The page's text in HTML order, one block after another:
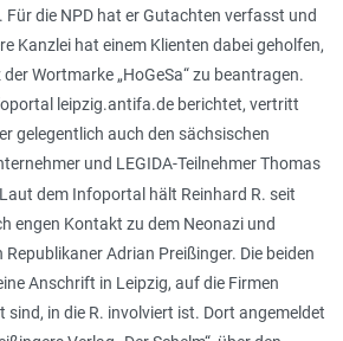
Für die NPD hat er Gutachten verfasst und
Kanzlei hat einem Klienten dabei geholfen,
Wortmarke „HoGeSa“ zu beantragen.
leipzig.antifa.de berichtet, vertritt
gelegentlich auch den sächsischen
und LEGIDA-Teilnehmer Thomas
dem Infoportal hält Reinhard R. seit
engen Kontakt zu dem Neonazi und
Republikaner Adrian Preißinger. Die beiden
Anschrift in Leipzig, auf die Firmen
sind, in die R. involviert ist. Dort angemeldet